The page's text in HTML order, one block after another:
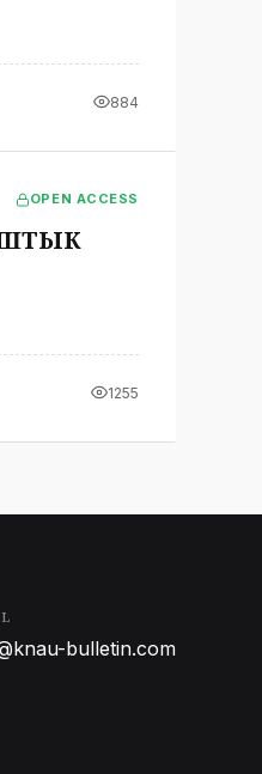
884
OPEN ACCESS
1255
bulletin.com